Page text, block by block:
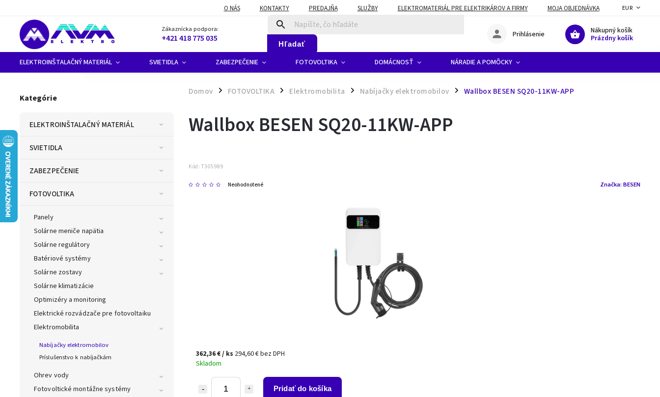
O NÁS KONTAKTY PREDAJŇA SLUŽBY ELEKTROMATERIÁL PRE ELEKTRIKÁROV A FIRMY MOJA OBJEDNÁVKA EUR
Zákaznícka podpora:
+421 418 775 035 Hľadať
Nákupný košík
Prázdny košík
Prihlásenie
ELEKTROINŠTALAČNÝ MATERIÁL SVIETIDLA ZABEZPEČENIE FOTOVOLTIKA DOMÁCNOSŤ NÁRADIE A POMÔCKY
Domov / FOTOVOLTIKA / Elektromobilita / Nabíjačky elektromobilov / Wallbox BESEN SQ20-11KW-APP
Kategórie
ELEKTROINŠTALAČNÝ MATERIÁL
SVIETIDLA
ZABEZPEČENIE
FOTOVOLTIKA
Panely
Solárne meniče napätia
Solárne regulátory
Batériové systémy
Solárne zostavy
Solárne klimatizácie
Optimizéry a monitoring
Elektrické rozvádzače pre fotovoltaiku
Elektromobilita
Nabíjačky elektromobilov
Príslušenstvo k nabíjačkám
Ohrev vody
Fotovoltické montážne systémy
Wallbox BESEN SQ20-11KW-APP
Kód: T305989
Neohodnotené Značka: BESEN
362,36 €/ ks 294,60 € bez DPH
Skladom
Pridať do košíka